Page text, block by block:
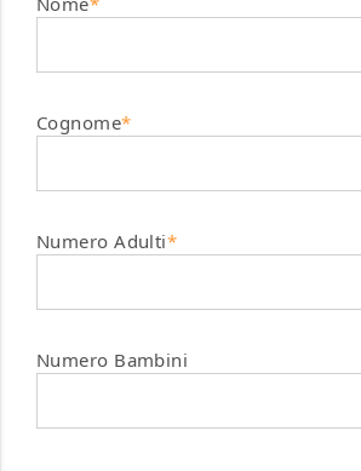
Cognome*
Numero Adulti*
Numero Bambini